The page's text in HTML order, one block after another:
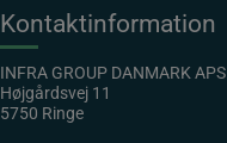
Kontaktinformation
INFRA GROUP DANMARK APS
Højgårdsvej 11
5750 Ringe